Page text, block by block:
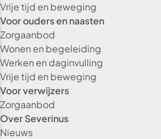
Vrije tijd en beweging
Voor ouders en naasten
Zorgaanbod
Wonen en begeleiding
Werken en daginvulling
Vrije tijd en beweging
Voor verwijzers
Zorgaanbod
Over Severinus
Nieuws